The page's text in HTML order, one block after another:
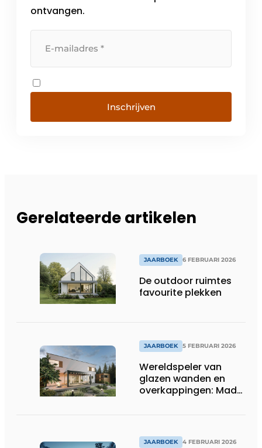
ontvangen.
Inschrijven
Gerelateerde artikelen
JAARBOEK 6 FEBRUARI 2026
De outdoor ruimtes
favourite plekken
JAARBOEK 5 FEBRUARI 2026
Wereldspeler van
glazen wanden en
overkappingen: Made
JAARBOEK 4 FEBRUARI 2026